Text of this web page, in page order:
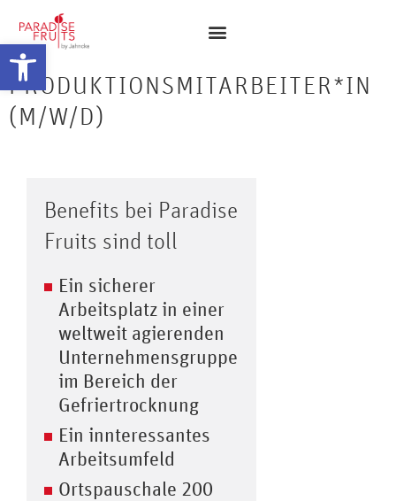
Abrir barra de herramientas
PRODUKTIONSMITARBEITER*IN
(M/W/D)
Benefits bei Paradise
Fruits sind toll
Ein sicherer
Arbeitsplatz in einer
weltweit agierenden
Unternehmensgruppe
im Bereich der
Gefriertrocknung
Ein innteressantes
Arbeitsumfeld
Ortspauschale 200